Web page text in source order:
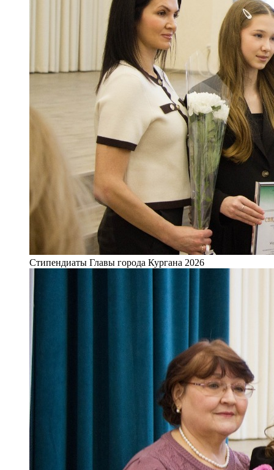
Стипендиаты Главы города Кургана 2026